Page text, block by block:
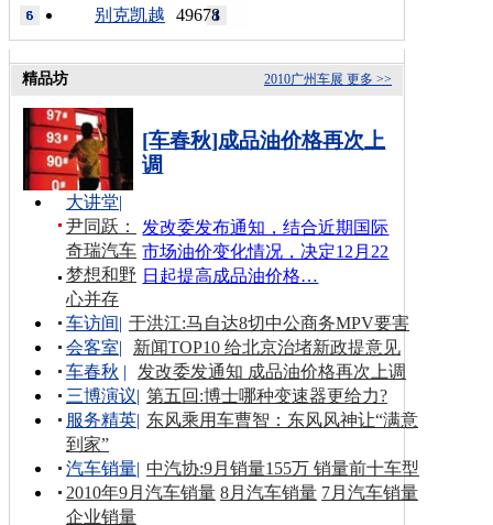
49678
别克凯越
更多 >>
2010广州车展
精品坊
[车春秋]成品油价格再次上
调
发改委发布通知，结合近期国际
市场油价变化情况，决定12月22
日起提高成品油价格…
大讲堂|
尹同跃：
奇瑞汽车
梦想和野
心并存
车访间| 于洪江:马自达8切中公商务MPV要害
会客室|
新闻TOP10 给北京治堵新政提意见
车春秋 |
发改委发通知 成品油价格再次上调
三博演议| 第五回:博士哪种变速器更给力?
服务精英| 东风乘用车曹智：东风风神让“满意
到家”
汽车销量| 中汽协:9月销量155万 销量前十车型
2010年9月汽车销量 8月汽车销量 7月汽车销量
企业销量